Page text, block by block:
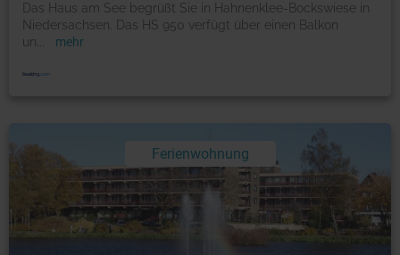
Das Haus am See begrüßt Sie in Hahnenklee-Bockswiese in
Niedersachsen. Das HS 950 verfügt über einen Balkon
un
mehr
Ferienwohnung